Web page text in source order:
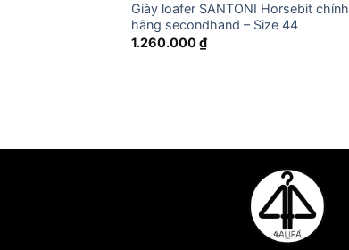
Giày loafer SANTONI Horsebit chính
hãng secondhand – Size 44
1.260.000₫